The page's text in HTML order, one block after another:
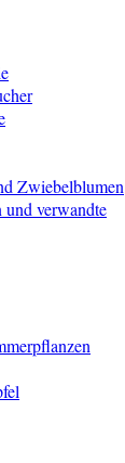
Zwiebelblumen
und verwandte